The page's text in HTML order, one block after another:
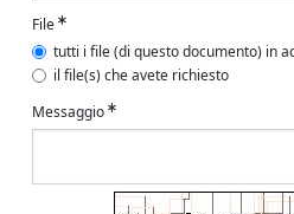
File
tutti i file (di questo documento) in
il file(s) che avete richiesto
Messaggio